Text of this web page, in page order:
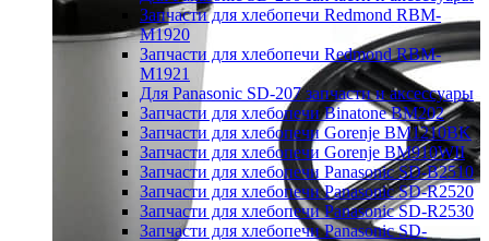
Запчасти для хлебопечи Redmond RBM-
M1920
Запчасти для хлебопечи Redmond RBM-
M1921
Для Panasonic SD-207 запчасти и аксессуары
Запчасти для хлебопечи Binatone BM202
Запчасти для хлебопечи Gorenje BM1210BK
Запчасти для хлебопечи Gorenje BM910WII
Запчасти для хлебопечи Panasonic SD-B2510
Запчасти для хлебопечи Panasonic SD-R2520
Запчасти для хлебопечи Panasonic SD-R2530
Запчасти для хлебопечи Panasonic SD-